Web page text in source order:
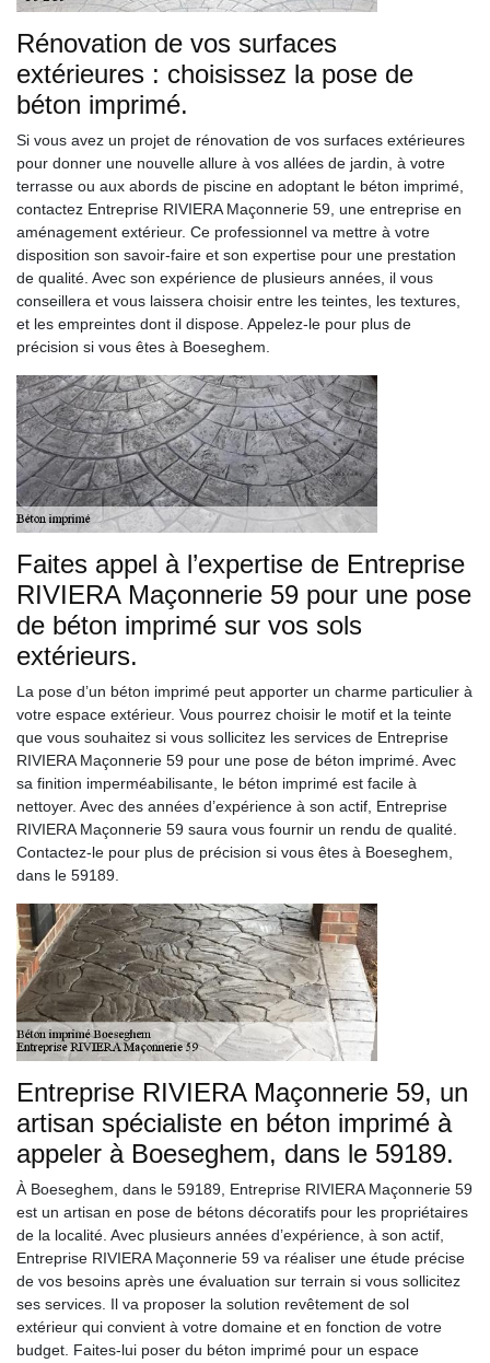
Rénovation de vos surfaces
extérieures : choisissez la pose de
béton imprimé.
Si vous avez un projet de rénovation de vos surfaces extérieures
pour donner une nouvelle allure à vos allées de jardin, à votre
terrasse ou aux abords de piscine en adoptant le béton imprimé,
contactez Entreprise RIVIERA Maçonnerie 59, une entreprise en
aménagement extérieur. Ce professionnel va mettre à votre
disposition son savoir-faire et son expertise pour une prestation
de qualité. Avec son expérience de plusieurs années, il vous
conseillera et vous laissera choisir entre les teintes, les textures,
et les empreintes dont il dispose. Appelez-le pour plus de
précision si vous êtes à Boeseghem.
Faites appel à l’expertise de Entreprise
RIVIERA Maçonnerie 59 pour une pose
de béton imprimé sur vos sols
extérieurs.
La pose d’un béton imprimé peut apporter un charme particulier à
votre espace extérieur. Vous pourrez choisir le motif et la teinte
que vous souhaitez si vous sollicitez les services de Entreprise
RIVIERA Maçonnerie 59 pour une pose de béton imprimé. Avec
sa finition imperméabilisante, le béton imprimé est facile à
nettoyer. Avec des années d’expérience à son actif, Entreprise
RIVIERA Maçonnerie 59 saura vous fournir un rendu de qualité.
Contactez-le pour plus de précision si vous êtes à Boeseghem,
dans le 59189.
Entreprise RIVIERA Maçonnerie 59, un
artisan spécialiste en béton imprimé à
appeler à Boeseghem, dans le 59189.
À Boeseghem, dans le 59189, Entreprise RIVIERA Maçonnerie 59
est un artisan en pose de bétons décoratifs pour les propriétaires
de la localité. Avec plusieurs années d’expérience, à son actif,
Entreprise RIVIERA Maçonnerie 59 va réaliser une étude précise
de vos besoins après une évaluation sur terrain si vous sollicitez
ses services. Il va proposer la solution revêtement de sol
extérieur qui convient à votre domaine et en fonction de votre
budget. Faites-lui poser du béton imprimé pour un espace